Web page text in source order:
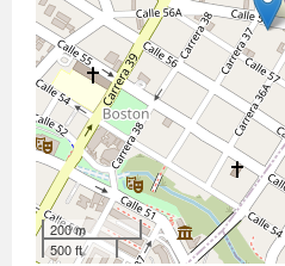
200 m
500 ft